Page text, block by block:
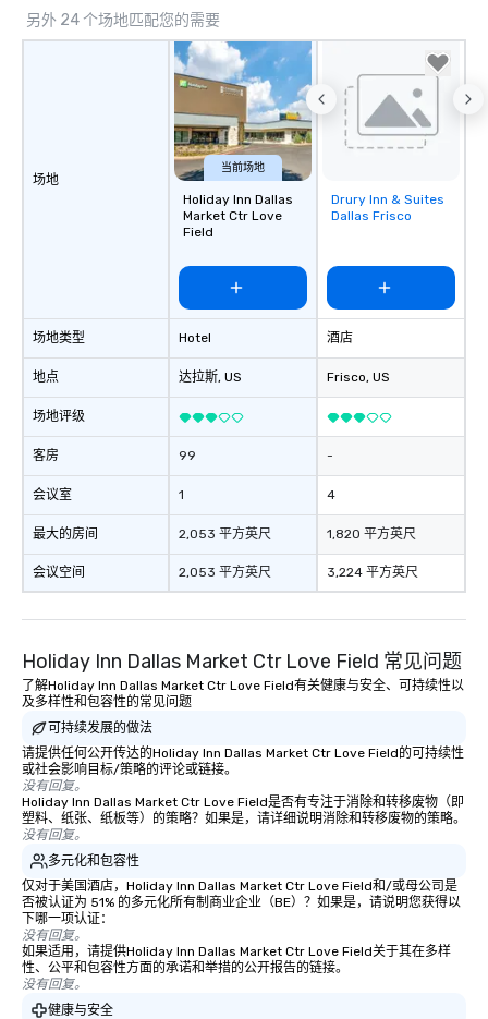
另外 24 个场地匹配您的需要
场地
场地类型
地点
场地评级
客房
会议室
最大的房间
会议空间
当前场地
Holiday Inn Dallas
Market Ctr Love
Field
Hotel
达拉斯, US
99
1
2,053 平方英尺
2,053 平方英尺
Removed from
favorites
Drury Inn & Suites
Dallas Frisco
酒店
Frisco, US
-
4
1,820 平方英尺
3,224 平方英尺
Holiday Inn Dallas Market Ctr Love Field 常见问题
了解Holiday Inn Dallas Market Ctr Love Field有关健康与安全、可持续性以
及多样性和包容性的常见问题
可持续发展的做法
请提供任何公开传达的Holiday Inn Dallas Market Ctr Love Field的可持续性
或社会影响目标/策略的评论或链接。
没有回复。
Holiday Inn Dallas Market Ctr Love Field是否有专注于消除和转移废物（即
塑料、纸张、纸板等）的策略？如果是，请详细说明消除和转移废物的策略。
没有回复。
多元化和包容性
仅对于美国酒店，Holiday Inn Dallas Market Ctr Love Field和/或母公司是
否被认证为 51% 的多元化所有制商业企业（BE）？如果是，请说明您获得以
下哪一项认证：
没有回复。
如果适用，请提供Holiday Inn Dallas Market Ctr Love Field关于其在多样
性、公平和包容性方面的承诺和举措的公开报告的链接。
没有回复。
健康与安全